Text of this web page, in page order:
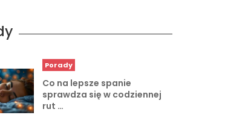
Porady
Co na lepsze spanie
sprawdza się w codziennej
rut …